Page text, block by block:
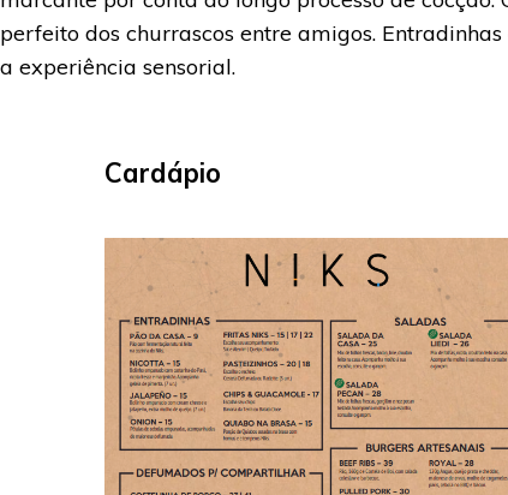
perfeito dos churrascos entre amigos.
a experiência sensorial.
Cardápio